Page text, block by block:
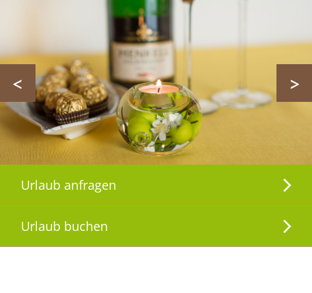
< >
Urlaub anfragen
Urlaub buchen